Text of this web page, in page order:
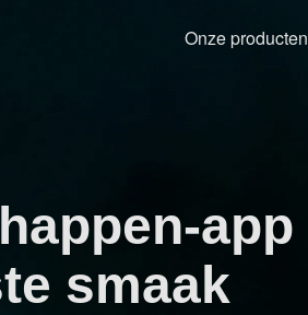
Onze producten
app
smaak